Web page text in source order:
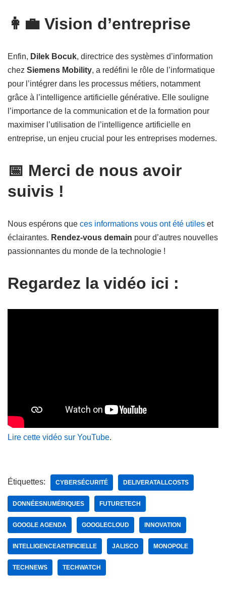
👩‍💼 Vision d’entreprise
Enfin, Dilek Bocuk, directrice des systèmes d’information
chez Siemens Mobility, a redéfini le rôle de l’informatique
pour l’intégrer dans les processus métiers, notamment
grâce à l’intelligence artificielle générative. Elle souligne
l’importance de la communication et de la formation pour
maximiser l’utilisation de l’intelligence artificielle en
entreprise, un enjeu crucial pour les entreprises modernes.
📅 Merci de nous avoir
suivis !
Nous espérons que ces informations vous ont été utiles et
éclairantes. Rendez-vous demain pour d’autres nouvelles
passionnantes du monde de la technologie !
Regardez la vidéo ici :
Lire cette vidéo sur YouTube.
Étiquettes: CYBERSÉCURITÉ DELIVERATALLCOSTS
DONNÉESNUMÉRIQUES FUTURETECH
GOOGLE AGENDA GOOGLECLOUD INNOVATION
INTELLIGENCEARTIFICIELLE JALISCO MONOPOLE
TECHNEWS TECHWATCH